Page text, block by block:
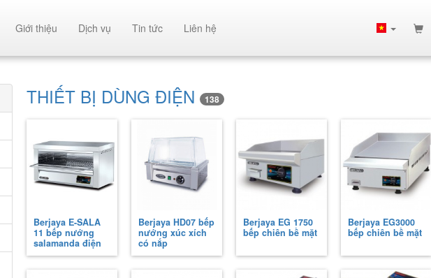
Giới thiệu Dịch vụ Tin tức Liên hệ
THIẾT BỊ DÙNG ĐIỆN 138
Berjaya E-SALA
11 bếp nướng
salamanda điện
Berjaya HD07 bếp
nướng xúc xích
có nắp
Berjaya EG 1750
bếp chiên bề mặt
Berjaya EG3000
bếp chiên bề mặt